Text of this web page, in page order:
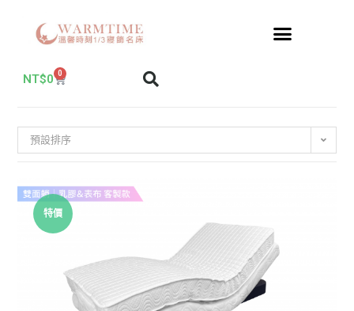
NT$0 0
預設排序
特價